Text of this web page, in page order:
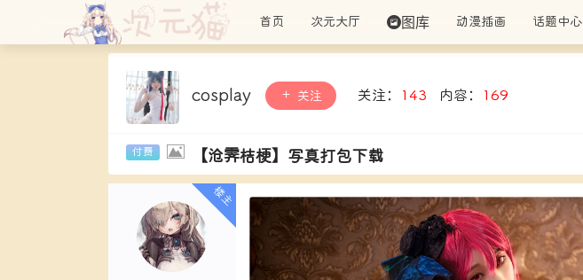
首页 次元大厅 图库 动漫插画 话题中心
cosplay 关注 关注： 143 内容： 169
【沧霁桔梗】写真打包下载